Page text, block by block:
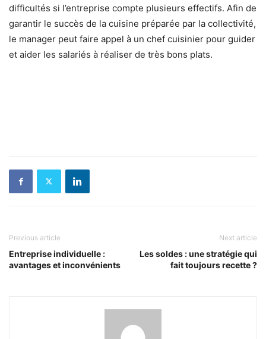
difficultés si l’entreprise compte plusieurs effectifs. Afin de
garantir le succès de la cuisine préparée par la collectivité,
le manager peut faire appel à un chef cuisinier pour guider
et aider les salariés à réaliser de très bons plats.
Previous article
Entreprise individuelle :
avantages et inconvénients
Next article
Les soldes : une stratégie qui
fait toujours recette ?